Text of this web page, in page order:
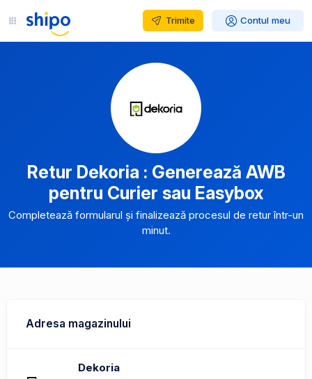
Trimite Contul meu
Retur Dekoria : Generează AWB
pentru Curier sau Easybox
Completează formularul și finalizează procesul de retur într-un
minut.
Adresa magazinului
Dekoria